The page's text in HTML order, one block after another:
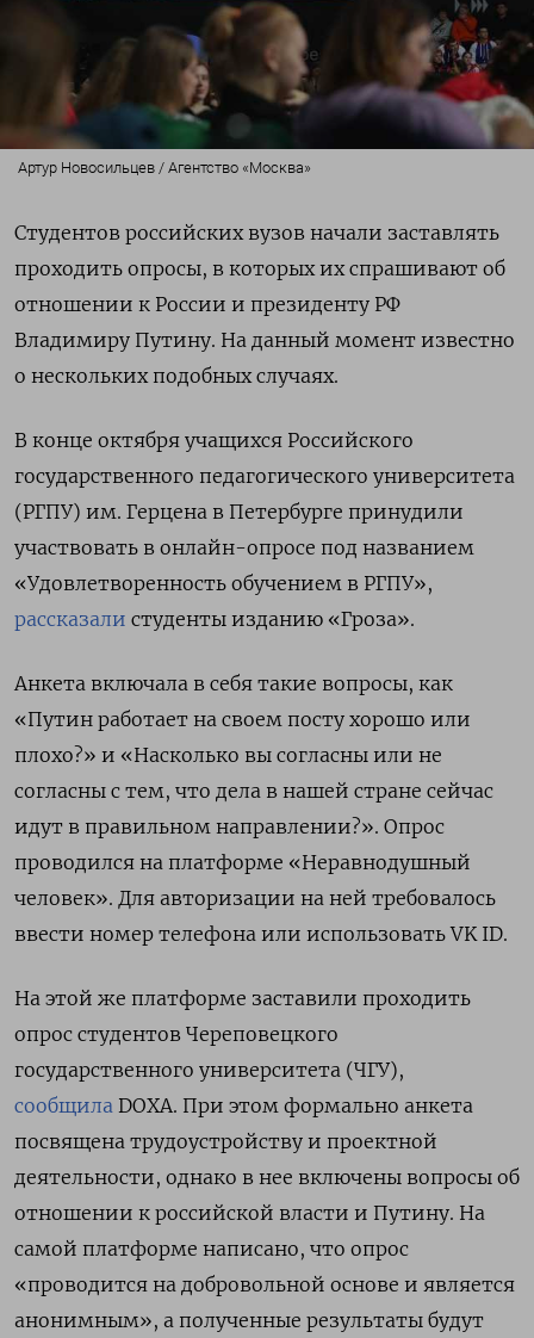
Артур Новосильцев / Агентство «Москва»
Студентов российских вузов начали заставлять
проходить опросы, в которых их спрашивают об
отношении к России и президенту РФ
Владимиру Путину. На данный момент известно
о нескольких подобных случаях.
В конце октября учащихся Российского
государственного педагогического университета
(РГПУ) им. Герцена в Петербурге принудили
участвовать в онлайн-опросе под названием
«Удовлетворенность обучением в РГПУ»,
рассказали студенты изданию «Гроза».
Анкета включала в себя такие вопросы, как
«Путин работает на своем посту хорошо или
плохо?» и «Насколько вы согласны или не
согласны с тем, что дела в нашей стране сейчас
идут в правильном направлении?». Опрос
проводился на платформе «Неравнодушный
человек». Для авторизации на ней требовалось
ввести номер телефона или использовать VK ID.
На этой же платформе заставили проходить
опрос студентов Череповецкого
государственного университета (ЧГУ),
сообщила DOXA. При этом формально анкета
посвящена трудоустройству и проектной
деятельности, однако в нее включены вопросы об
отношении к российской власти и Путину. На
самой платформе написано, что опрос
«проводится на добровольной основе и является
анонимным», а полученные результаты будут